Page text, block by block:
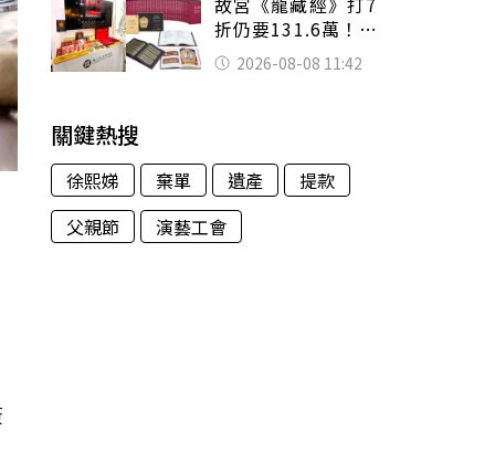
折仍要131.6萬！
店員曝：有人原價
188萬付現購買
2026-08-08 11:42
關鍵熱搜
徐熙娣 棄單 遺產
提款
父親節
演藝工會